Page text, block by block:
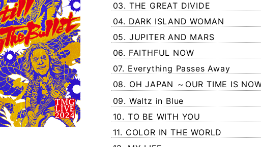
03. THE GREAT DIVIDE
04. DARK ISLAND WOMAN
05. JUPITER AND MARS
06. FAITHFUL NOW
07. Everything Passes Away
08. OH JAPAN ～OUR TIME IS
09. Waltz in Blue
10. TO BE WITH YOU
11. COLOR IN THE WORLD